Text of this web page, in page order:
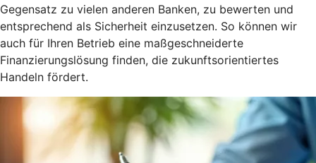
Gegensatz zu vielen anderen Banken, zu bewerten und
entsprechend als Sicherheit einzusetzen. So können wir
auch für Ihren Betrieb eine maßgeschneiderte
Finanzierungslösung finden, die zukunftsorientiertes
Handeln fördert.